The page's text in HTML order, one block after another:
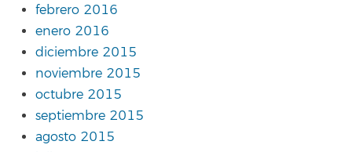
febrero 2016
enero 2016
diciembre 2015
noviembre 2015
octubre 2015
septiembre 2015
agosto 2015